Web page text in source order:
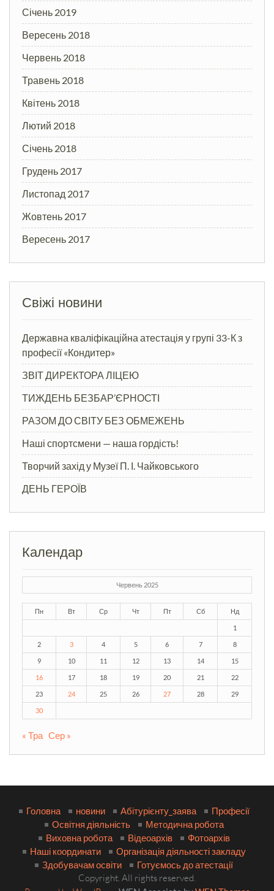
Січень 2019
Вересень 2018
Червень 2018
Травень 2018
Квітень 2018
Лютий 2018
Січень 2018
Грудень 2017
Листопад 2017
Жовтень 2017
Вересень 2017
Свіжі новини
Державна кваліфікаційна атестація у групі 33-К з
професії «Кондитер»
ЗВІТ ДИРЕКТОРА ЛІЦЕЮ
ТИЖДЕНЬ БЕЗБАР’ЄРНОСТІ
РАЗОМ ДО СВІТУ БЕЗ ОБМЕЖЕНЬ
Наші спортсмени — наша гордість!
Творчий захід у Музеї П. І. Чайковського
ДЕНЬ ГЕРОЇВ
Календар
Червень 2025
Пн Вт Ср Чт Пт Сб Нд
1
2 3 4 5 6 7 8
9 10 11 12 13 14 15
16 17 18 19 20 21 22
23 24 25 26 27 28 29
30
« Тра Сер »
Головна новини Абітурієнту_заява
Професії
Освітня діяльність
Методична робота
Виховна робота
Відеоархів
Фотоархів
Наші координати
Організація діяльності закладу
Здобувачам освіти
Готуємось до атестації
Copyright. All rights reserved.